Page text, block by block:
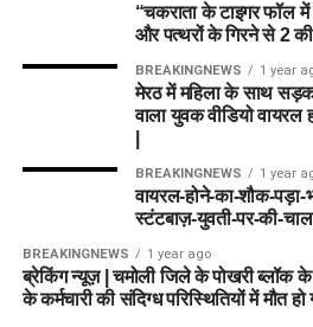
“चकराता के टाइगर फॉल
और पत्थरों के गिरने से 2
BREAKINGNEWS 1 year
मेरठ में महिला के साथ
वाला युवक वीडियो वायरल
BREAKINGNEWS 1 year
वायरल-होने-का-शौक-
स्टंटबाज़-युवती-पर-की-
BREAKINGNEWS 1 year ago
ब्रेकिंग न्यूज़ | चमोली जिले के पोखरी ब्लॉक के
के कर्मचारी की संदिग्ध परिस्थितियों में मौत हो